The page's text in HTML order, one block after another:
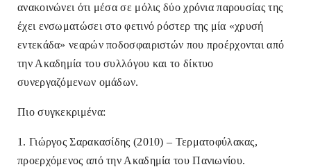
ανακοινώνει ότι μέσα σε μόλις δύο χρόνια παρουσίας της
έχει ενσωματώσει στο φετινό ρόστερ της μία «χρυσή
εντεκάδα» νεαρών ποδοσφαιριστών που προέρχονται από
την Ακαδημία του συλλόγου και το δίκτυο
συνεργαζόμενων ομάδων.
Πιο συγκεκριμένα:
1. Γιώργος Σαρακασίδης (2010) – Τερματοφύλακας,
προερχόμενος από την Ακαδημία του Πανιωνίου.